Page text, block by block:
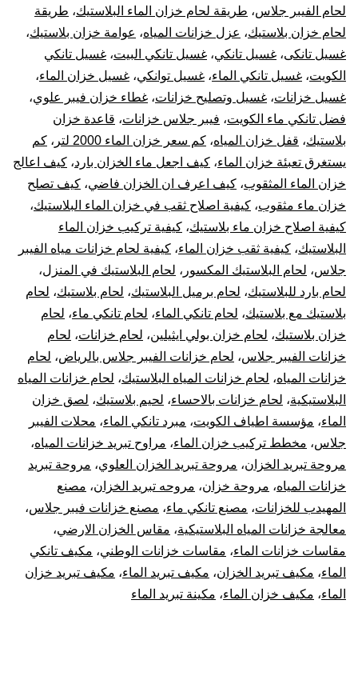
لحام الفيبر جلاس، طريقة لحام خزان الماء البلاستيك، طريقة
لحام خزان بلاستيك، عزل خزانات المياه، عوامة خزان بلاستيك،
غسيل تانكى، غسيل تانكي، غسيل تانكي البيت، غسيل تانكي
الكويت، غسيل تانكي الماء، غسيل توانكي، غسيل خزان الماء،
غسيل خزانات، غسيل وتصليح خزانات، غطاء خزان فيبر علوي،
فضل تانكي ماء الكويت، فيبر جلاس خزانات، قاعدة خزان
بلاستيك، قفل خزان المياه، كم سعر خزان الماء 2000 لتر ، كم
يستغرق تعبئة خزان الماء، كيف اجعل ماء الخزان بارد، كيف اعالج
خزان الماء المثقوب، كيف اعرف ان الخزان فاضي، كيف تصلح
خزان ماء مثقوب، كيفية اصلاح ثقب في خزان الماء البلاستيك،
كيفية اصلاح خزان ماء بلاستيك، كيفية تركيب خزان الماء
البلاستيك، كيفية ثقب خزان الماء، كيفية لحام خزانات مياه الفيبر
جلاس، لحام البلاستيك المكسور ، لحام البلاستيك في المنزل،
لحام بارد للبلاستيك، لحام برميل البلاستيك، لحام بلاستيك، لحام
بلاستيك مع بلاستيك، لحام تانكي الماء، لحام تانكي ماء، لحام
خزان بلاستيك، لحام خزان بولي ايثيلين، لحام خزانات، لحام
خزانات الفيبر جلاس، لحام خزانات الفيبر جلاس بالرياض، لحام
خزانات المياه، لحام خزانات المياه البلاستيك، لحام خزانات المياه
البلاستيكية، لحام خزانات بالاحساء، لحيم بلاستيك، لصق خزان
الماء، مؤسسة اطياف الكويت، مبرد تانكي الماء، محلات الفيبر
جلاس، مخطط تركيب خزان الماء، مراوح تبريد خزانات المياه،
مروحة تبريد الخزان، مروحة تبريد الخزان العلوي، مروحة تبريد
خزانات المياه، مروحة خزان، مروحه تبريد الخزان، مصنع
المهيدب للخزانات، مصنع تانكي ماء، مصنع خزانات فيبر جلاس،
معالجة خزانات المياه البلاستيكية، مقاس الخزان الارضي،
مقاسات خزانات الماء، مقاسات خزانات الوطني، مكيف تانكي
الماء، مكيف تبريد الخزان، مكيف تبريد الماء، مكيف تبريد خزان
الماء، مكيف خزان الماء، مكينة تبريد الماء